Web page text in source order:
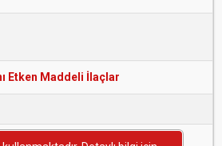
Etken Maddeli İlaçlar